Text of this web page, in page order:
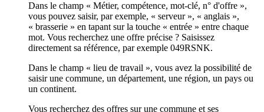
Dans le champ « Métier, compétence, mot-clé, n° d'offre »,
vous pouvez saisir, par exemple, « serveur », « anglais »,
« brasserie » en tapant sur la touche « entrée » entre chaque
mot. Vous recherchez une offre précise ? Saisissez
directement sa référence, par exemple 049RSNK.
Dans le champ « lieu de travail », vous avez la possibilité de
saisir une commune, un département, une région, un pays ou
un continent.
Vous recherchez des offres sur une commune et ses